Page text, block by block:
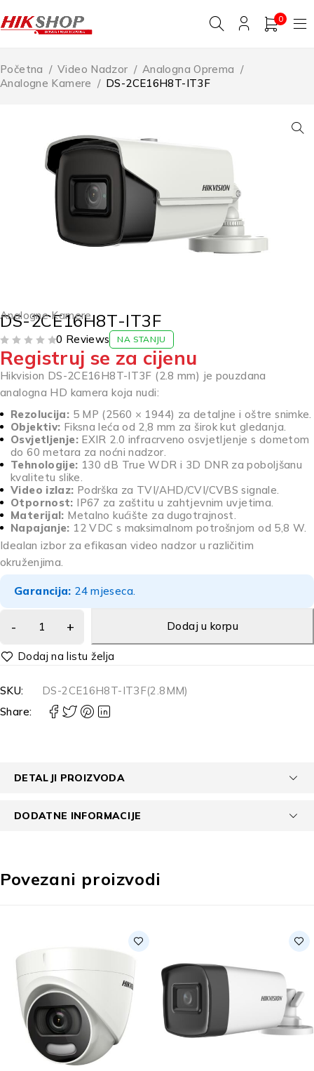
0
Početna / Video Nadzor / Analogna Oprema /
Analogne Kamere / DS-2CE16H8T-IT3F
Analogne Kamere
DS-2CE16H8T-IT3F
0 Reviews NA STANJU
Registruj se za cijenu
Hikvision DS-2CE16H8T-IT3F (2.8 mm) je pouzdana
analogna HD kamera koja nudi:
Rezolucija: 5 MP (2560 × 1944) za detaljne i oštre snimke.
Objektiv: Fiksna leća od 2,8 mm za širok kut gledanja.
Osvjetljenje:EXIR 2.0 infracrveno osvjetljenje s dometom
do 60 metara za noćni nadzor.
Tehnologije: 130 dB True WDR i 3D DNR za poboljšanu
kvalitetu slike.
Video izlaz: Podrška za TVI/AHD/CVI/CVBS signale.
Otpornost: IP67 za zaštitu u zahtjevnim uvjetima.
Materijal: Metalno kućište za dugotrajnost.
Napajanje: 12 VDC s maksimalnom potrošnjom od 5,8 W.
Idealan izbor za efikasan video nadzor u različitim
okruženjima.
Garancija: 24 mjeseca.
Dodaj u korpu
Alternative:
SKU:
DS-2CE16H8T-IT3F(2.8MM)
Share:
DETALJI PROIZVODA
DODATNE INFORMACIJE
Povezani proizvodi